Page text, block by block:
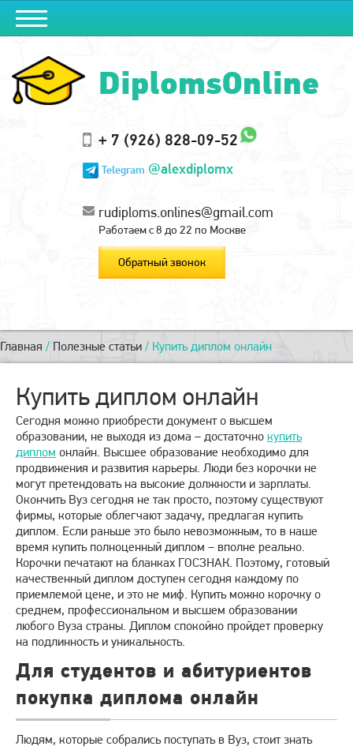
DiplomsOnline
+ 7 (926) 828-09-52
Telegram @alexdiplomx
rudiploms.onlines@gmail.com
Работаем с 8 до 22 по Москве
Обратный звонок
Главная / Полезные статьи / Купить диплом онлайн
Купить диплом онлайн
Сегодня можно приобрести документ о высшем
образовании, не выходя из дома – достаточно купить
диплом онлайн. Высшее образование необходимо для
продвижения и развития карьеры. Люди без корочки не
могут претендовать на высокие должности и зарплаты.
Окончить Вуз сегодня не так просто, поэтому существуют
фирмы, которые облегчают задачу, предлагая купить
диплом. Если раньше это было невозможным, то в наше
время купить полноценный диплом – вполне реально.
Корочки печатают на бланках ГОСЗНАК. Поэтому, готовый
качественный диплом доступен сегодня каждому по
приемлемой цене, и это не миф. Купить можно корочку о
среднем, профессиональном и высшем образовании
любого Вуза страны. Диплом спокойно пройдет проверку
на подлинность и уникальность.
Для студентов и абитуриентов
покупка диплома онлайн
Людям, которые собрались поступать в Вуз, стоит знать